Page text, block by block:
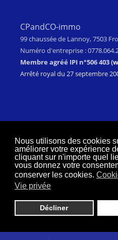
Nous utilisons des cookies
améliorer votre expérience
cliquant sur n'importe quel
vous donnez votre
conserver les cookies.
Vie privée
Décliner
CPandCO-immo
99 chaussée de Lannoy, 7503
Numéro d'entreprise :
Membre agréé IPI n°506 403 (
Arrêté royal du 27 septembre
Téléphone: +32 475 608 583
Email: info@cpandco-
Website:
www.cpandco-